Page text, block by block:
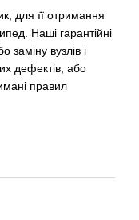
для її отримання
Наші гарантійні
вузлів і
дефектів, або
правил